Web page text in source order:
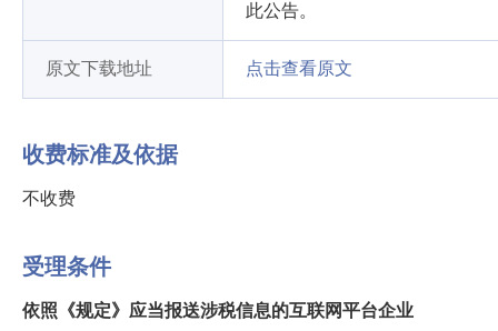
此公告。
原文下载地址 点击查看原文
收费标准及依据
不收费
受理条件
依照《规定》应当报送涉税信息的互联网平台企业